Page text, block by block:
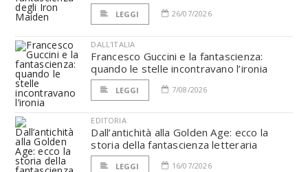
LEGGI 26/07/2026
DALL'ITALIA
Francesco Guccini e la fantascienza:
quando le stelle incontravano l’ironia
LEGGI 7/08/2026
EDITORIA
Dall’antichità alla Golden Age: ecco la
storia della fantascienza letteraria
LEGGI 16/07/2026